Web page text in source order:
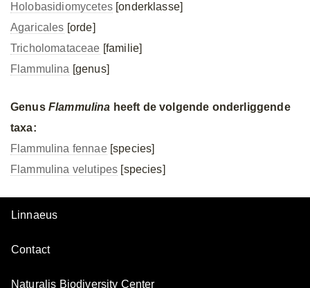
Holobasidiomycetes[onderklasse]
Agaricales [orde]
Tricholomataceae [familie]
Flammulina [genus]
Genus Flammulina heeft de volgende onderliggende
taxa:
Flammulina fennae[species]
Flammulina velutipes [species]
Linnaeus
Contact
Naturalis Biodiversity Center